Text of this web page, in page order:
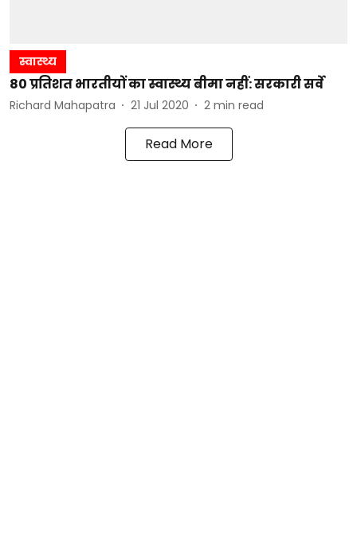
स्वास्थ्य
80 प्रतिशत भारतीयों का स्वास्थ्य बीमा नहीं: सरकारी सर्वे
Richard Mahapatra 21 Jul 2020 2 min read
Read More